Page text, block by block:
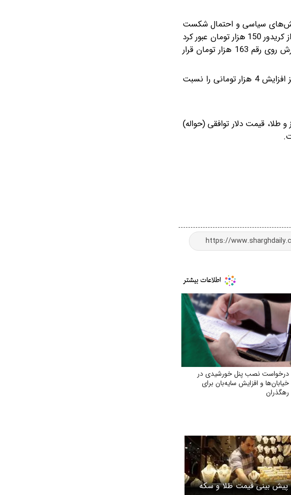
تنش‌های سیاسی و احتمال شکست
مذاکرات و از سرگیری جنگ با ایران، با جهش 5 هزار تومانی نسبت به آخرین قیمت معاملاتی روز گذشته، از کریدور 150 هزار تومان عبور کرد
و پا به کریدور 160 هزار تومانی گذاشت. به این ترتیب، قیمت دلار در بازار امروز تا لحظه نگارش این گزارش روی رقم 163 هزار تومان قرار
تحلیلگران بر این باورند که با افزایش تنش‌ها دلار می‎‌تواند به کانال‌های بالاتر صعود کند. همچنین یورو نیز افزایش 4 هزار تومانی را نسبت
مرکز مبادله ارز و طلا، قیمت دلار توافقی (حواله)
درخواست نصب پنل خورشیدی در
خیابان‌ها و افزایش سایه‌بان برای
رهگذران
پیش بینی قیمت طلا و سکه